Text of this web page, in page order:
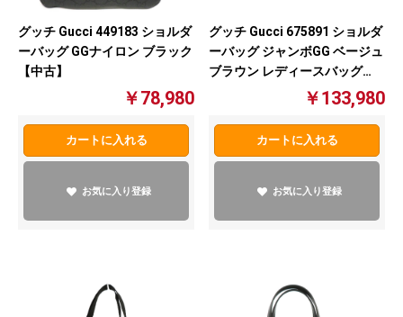
グッチ Gucci 449183 ショルダ
ーバッグ GGナイロン ブラック
【中古】
￥78,980
カートに入れる
お気に入り登録
グッチ Gucci 675891 ショルダ
ーバッグ ジャンボGG ベージュ
ブラウン レディースバッグ
￥133,980
カートに入れる
お気に入り登録